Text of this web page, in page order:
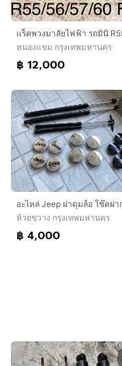
หนองแขม กรุงเทพมหานคร
฿ 12,000
ห้วยขวาง กรุงเทพมหานคร
฿ 4,000